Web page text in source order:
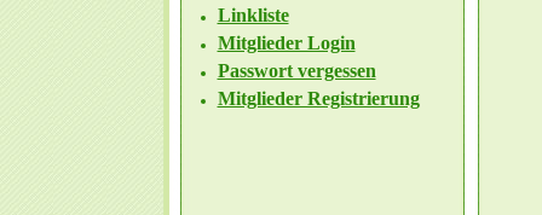
Linkliste
Mitglieder Login
Passwort vergessen
Mitglieder Registrierung